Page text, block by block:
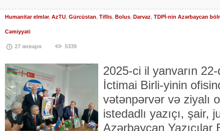
Humanitar elmlər, AzTU, Gürcüstan, Tiflis, Bolus, Darvaz, TDPİ-nin Azərbaycan
Cəmiyyəti
27 января 5339
2025-ci il yanvarın
İctimai Birli-yinin
vətənpərvər və ziyalı
istedadlı yazıçı, şair,
Azərbaycan